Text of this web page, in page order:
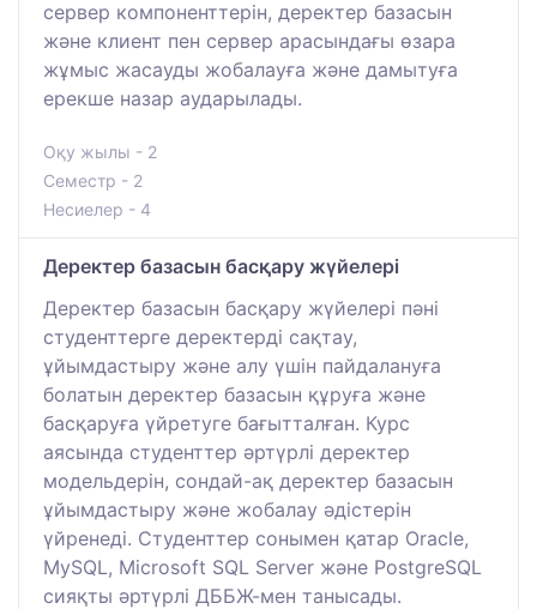
сервер компоненттерін, деректер базасын
және клиент пен сервер арасындағы өзара
жұмыс жасауды жобалауға және дамытуға
ерекше назар аударылады.
Оқу жылы - 2
Семестр - 2
Несиелер - 4
Деректер базасын басқару жүйелері
Деректер базасын басқару жүйелері пәні
студенттерге деректерді сақтау,
ұйымдастыру және алу үшін пайдалануға
болатын деректер базасын құруға және
басқаруға үйретуге бағытталған. Курс
аясында студенттер әртүрлі деректер
модельдерін, сондай-ақ деректер базасын
ұйымдастыру және жобалау әдістерін
үйренеді. Студенттер сонымен қатар Oracle,
MySQL, Microsoft SQL Server және PostgreSQL
сияқты әртүрлі ДББЖ-мен танысады.